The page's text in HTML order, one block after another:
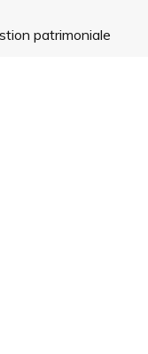
patrimoniale